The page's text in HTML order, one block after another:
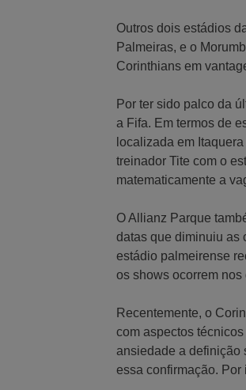
Outros dois estádios
Palmeiras, e o
Corinthians em
Por ter sido palco da
a Fifa. Em termos de
localizada em
treinador Tite com o
matematicamente a
O Allianz Parque
datas que diminuiu as
estádio palmeirense
os shows ocorrem
Recentemente, o
com aspectos
ansiedade a definição
essa confirmação.